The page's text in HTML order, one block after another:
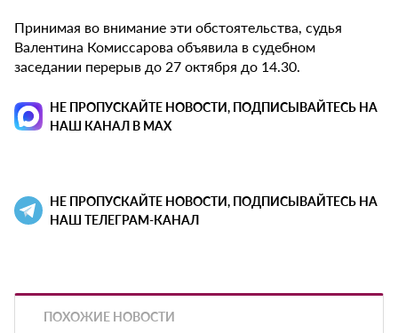
Принимая во внимание эти обстоятельства, судья
Валентина Комиссарова объявила в судебном
заседании перерыв до 27 октября до 14.30.
НЕ ПРОПУСКАЙТЕ НОВОСТИ, ПОДПИСЫВАЙТЕСЬ НА
НАШ КАНАЛ В MAX
НЕ ПРОПУСКАЙТЕ НОВОСТИ, ПОДПИСЫВАЙТЕСЬ НА
НАШ ТЕЛЕГРАМ-КАНАЛ
ПОХОЖИЕ НОВОСТИ